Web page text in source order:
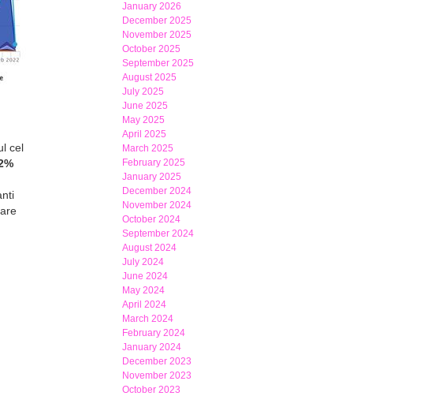
cel
January 2026
December 2025
November 2025
October 2025
September 2025
August 2025
July 2025
June 2025
May 2025
April 2025
March 2025
February 2025
January 2025
December 2024
November 2024
October 2024
September 2024
August 2024
July 2024
June 2024
May 2024
April 2024
March 2024
February 2024
January 2024
December 2023
November 2023
October 2023